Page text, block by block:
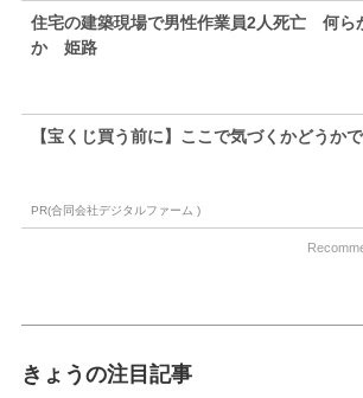
住宅の建築現場で男性作業員2人死亡 何ら
か 姫路
【宝くじ買う前に】ここで気づくかどうか
PR(合同会社デジタルファーム )
きょうの注目記事